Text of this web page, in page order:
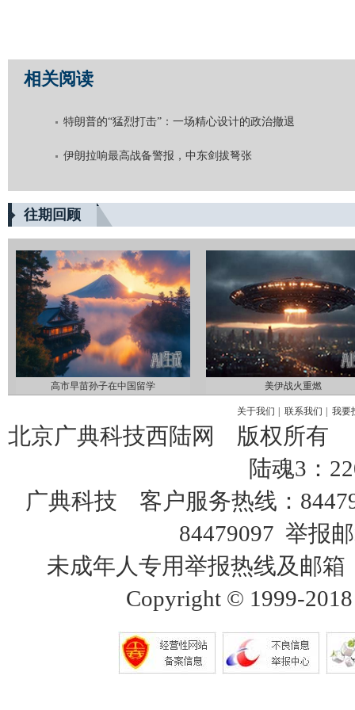
相关阅读
特朗普的“猛烈打击”：一场精心设计的政治撤退
伊朗拉响最高战备警报，中东剑拔弩张
往期回顾
高市早苗孙子在中国留学 美伊战火重燃
关于我们 联系我们 我要
北京广典科技西陆网 版权所有
陆魂3：
广典科技 客户服务热线：
84479097 举报
未成年人专用举报热线及邮
Copyright © 1999-